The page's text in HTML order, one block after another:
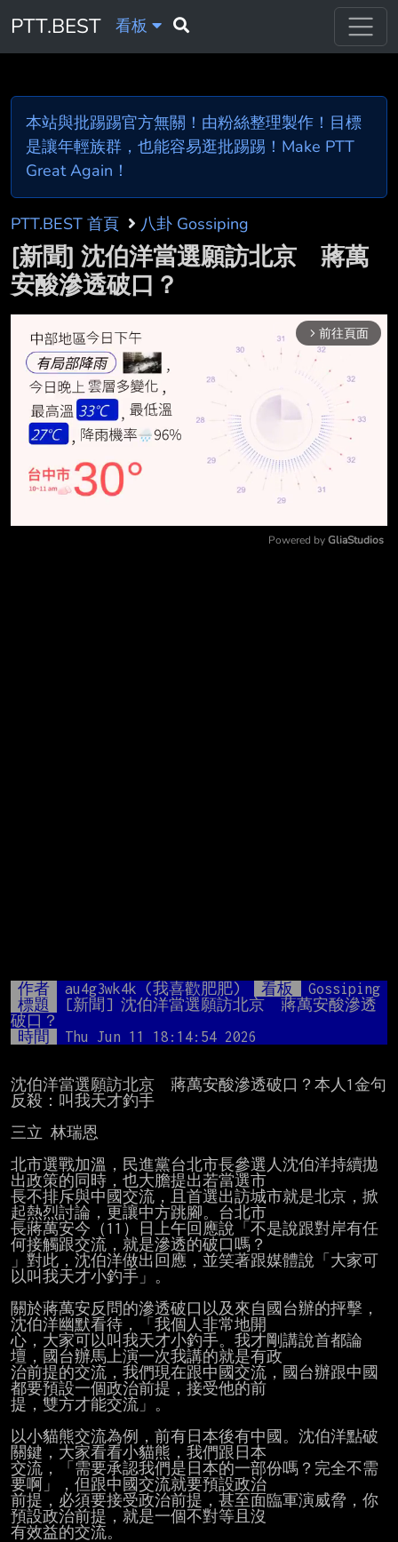
PTT.BEST 看板
本站與批踢踢官方無關！由粉絲整理製作！目標
是讓年輕族群，也能容易逛批踢踢！Make PTT
Great Again！
PTT.BEST 首頁 八卦 Gossiping
[新聞] 沈伯洋當選願訪北京 蔣萬
安酸滲透破口？
arrow_forward_ios 前往頁面
Powered by GliaStudios
作者 au4g3wk4k (我喜歡肥肥) 看板
Gossiping
標題
[新聞] 沈伯洋當選願訪北京　蔣萬安酸滲透
破口？
時間
Thu Jun 11 18:14:54 2026
沈伯洋當選願訪北京　蔣萬安酸滲透破口？本人1金句
反殺：叫我天才釣手
三立 林瑞恩
北市選戰加溫，民進黨台北市長參選人沈伯洋持續拋
出政策的同時，也大膽提出若當選市
長不排斥與中國交流，且首選出訪城市就是北京，掀
起熱烈討論，更讓中方跳腳。台北市
長蔣萬安今（11）日上午回應說「不是說跟對岸有任
何接觸跟交流，就是滲透的破口嗎？
」對此，沈伯洋做出回應，並笑著跟媒體說「大家可
以叫我天才小釣手」。
關於蔣萬安反問的滲透破口以及來自國台辦的抨擊，
沈伯洋幽默看待，「我個人非常地開
心，大家可以叫我天才小釣手。我才剛講說首都論
壇，國台辦馬上演一次我講的就是有政
治前提的交流，我們現在跟中國交流，國台辦跟中國
都要預設一個政治前提，接受他的前
提，雙方才能交流」。
以小貓熊交流為例，前有日本後有中國。沈伯洋點破
關鍵，大家看看小貓熊，我們跟日本
交流，「需要承認我們是日本的一部份嗎？完全不需
要啊」，但跟中國交流就要預設政治
前提，必須要接受政治前提，甚至面臨軍演威脅，你
預設政治前提，就是一個不對等且沒
有效益的交流。